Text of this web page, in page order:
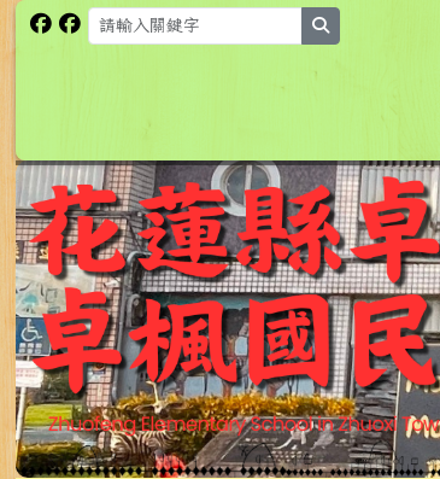
跳至主內容區
花蓮縣卓溪鄉卓楓